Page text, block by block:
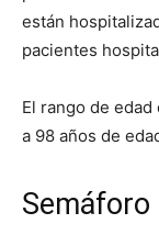
están
pacientes
El rango de
a 98 años de
Semáforo